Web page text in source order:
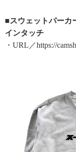
■スウェットパーカ
インタッチ
・URL／https://